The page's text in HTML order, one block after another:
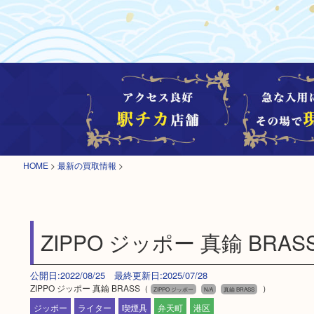
HOME > 最新の買取情報 >
ZIPPO ジッポー 真鍮
公開日:2022/08/25 最終更新日:2025/07/28
ZIPPO ジッポー 真鍮 BRASS（ ZIPPO ジッポー N/A 真鍮 BRASS
）
ジッポー
ライター 喫煙具 弁天町 港区